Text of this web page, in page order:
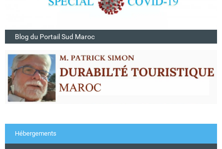
Blog du Portail Sud Maroc
Hébergements